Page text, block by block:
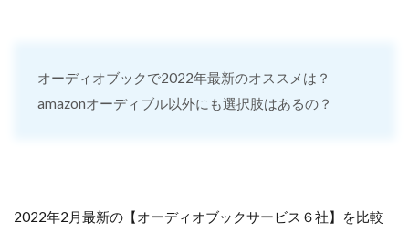
オーディオブックで2022年最新のオススメは？
amazonオーディブル以外にも選択肢はあるの？
2022年2月最新の【オーディオブックサービス６社】を比較